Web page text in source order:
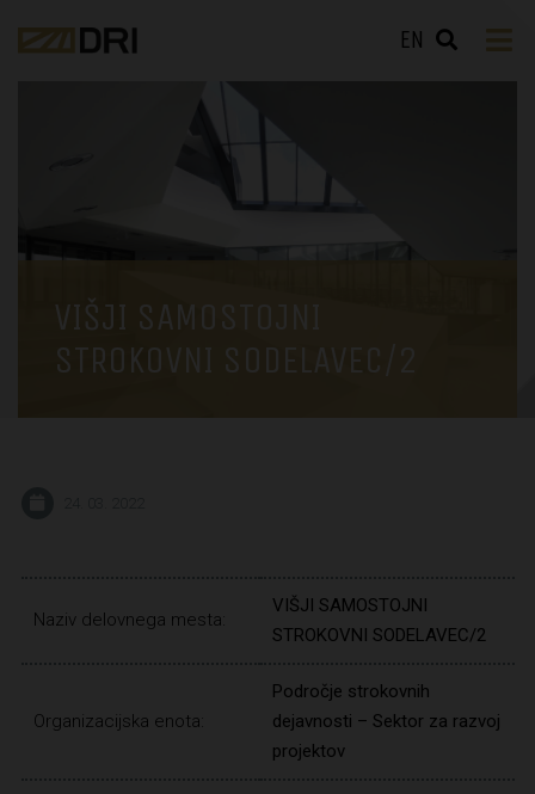
EN
VIŠJI SAMOSTOJNI
STROKOVNI SODELAVEC/2
Naziv delovnega mesta:
VIŠJI SAMOSTOJNI
STROKOVNI SODELAVEC/2
Organizacijska enota:
Področje strokovnih
dejavnosti – Sektor za razvoj
projektov